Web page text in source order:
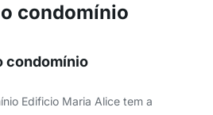
condomínio
condomínio
Edificio Maria Alice tem a